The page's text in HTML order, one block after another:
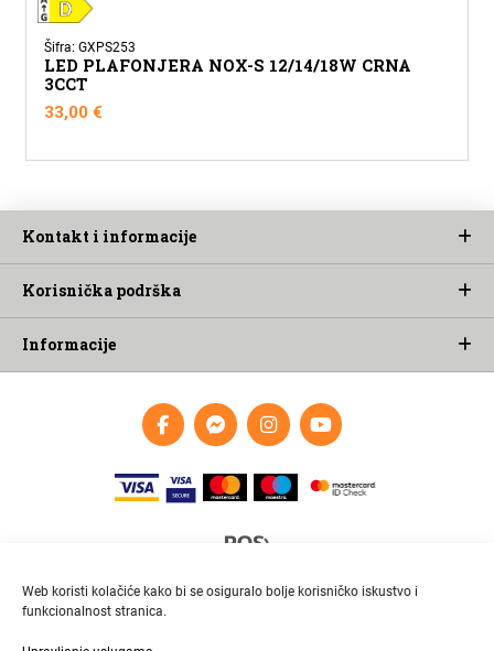
Web koristi kolačiće kako bi se osiguralo bolje korisničko iskustvo i
funkcionalnost stranica.
Šifra: GXPS253
LED PLAFONJERA NOX-S 12/14/18W CRNA
3CCT
33,00€
Kontakt i informacije
Korisnička podrška
Informacije